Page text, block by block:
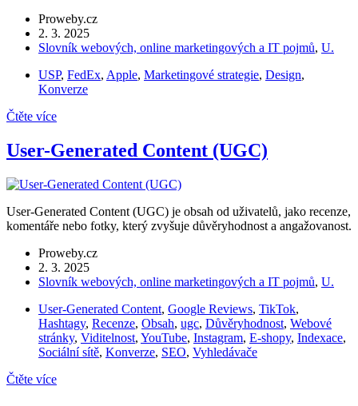
Proweby.cz
2. 3. 2025
Slovník webových, online marketingových a IT pojmů, U.
USP, FedEx, Apple, Marketingové strategie, Design,
Konverze
Čtěte více
User-Generated Content (UGC)
User-Generated Content (UGC) je obsah od uživatelů, jako recenze,
komentáře nebo fotky, který zvyšuje důvěryhodnost a angažovanost.
Proweby.cz
2. 3. 2025
Slovník webových, online marketingových a IT pojmů, U.
User-Generated Content, Google Reviews, TikTok,
Hashtagy, Recenze, Obsah, ugc, Důvěryhodnost, Webové
stránky, Viditelnost, YouTube, Instagram, E-shopy, Indexace,
Sociální sítě, Konverze, SEO, Vyhledávače
Čtěte více